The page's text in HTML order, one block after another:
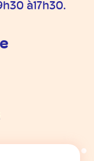
à17h30.